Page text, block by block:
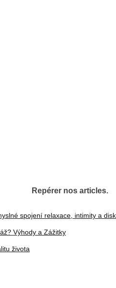
Repérer nos articles.
spojení relaxace, intimity a
Výhody a Zážitky
života